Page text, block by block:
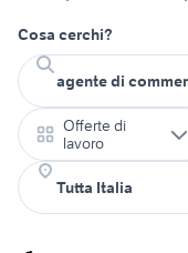
Cosa cerchi?
Offerte di
lavoro